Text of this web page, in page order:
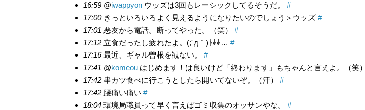
16:59@iwappyonウッズは3回もレーシックしてるそうだ。 #
17:00きっといろいろよく見えるようになりたいのでしょう＞ウッズ #
17:01 悪友から電話。断ってやった。（笑） #
17:12立食だったし疲れたよ。(;´д｀)ﾄﾎﾎ… #
17:16最近、ギャル曽根を観ない。 #
17:41 @komeouはじめます！は良いけど「終わります」もちゃんと言えよ。（笑）
17:42串カツ食べに行こうとしたら開いてないぞ。（汗） #
17:42腰痛い痛い #
18:04環境局職員って早く言えばゴミ収集のオッサンやな。 #